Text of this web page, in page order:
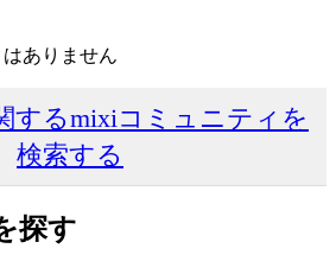
ありません
するmixiコミュニティを
検索する
探す